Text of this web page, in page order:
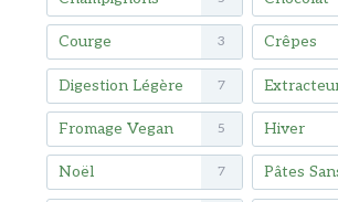
Courge 3 Crêpes
Digestion Légère 7
Fromage Vegan 5 Hiver
Noël 7 Pâtes